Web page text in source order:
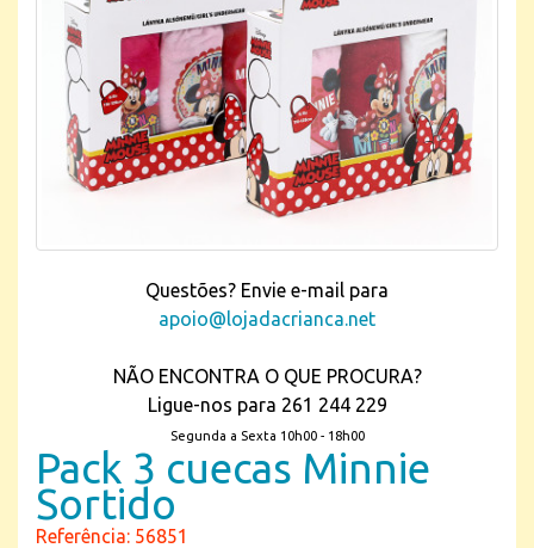
Questões? Envie e-mail para
apoio@lojadacrianca.net
NÃO ENCONTRA O QUE PROCURA?
Ligue-nos para 261 244 229
Segunda a Sexta 10h00 - 18h00
Pack 3 cuecas Minnie
Sortido
Referência: 56851